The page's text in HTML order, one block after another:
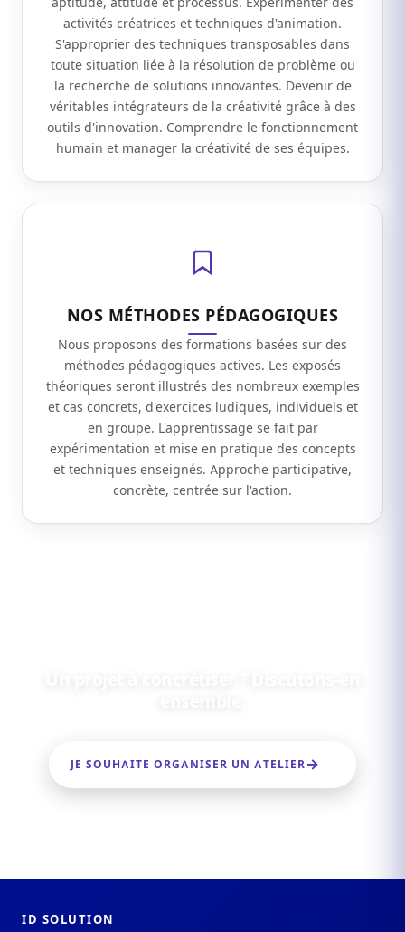
activités créatrices et techniques d'animation.
S'approprier des techniques transposables dans
toute situation liée à la résolution de problème ou
la recherche de solutions innovantes. Devenir de
véritables intégrateurs de la créativité grâce à des
outils d'innovation. Comprendre le fonctionnement
humain et manager la créativité de ses équipes.
NOS MÉTHODES PÉDAGOGIQUES
Nous proposons des formations basées sur des
méthodes pédagogiques actives. Les exposés
théoriques seront illustrés des nombreux exemples
et cas concrets, d'exercices ludiques, individuels et
en groupe. L'apprentissage se fait par
expérimentation et mise en pratique des concepts
et techniques enseignés. Approche participative,
concrète, centrée sur l'action.
JE SOUHAITE ORGANISER UN ATELIER
ID SOLUTION